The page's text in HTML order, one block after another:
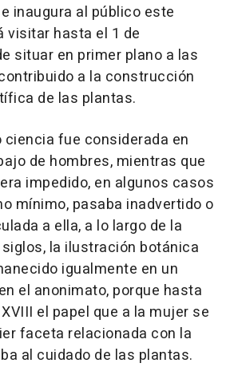
inaugura al público este
visitar hasta el 1 de
situar en primer plano a las
a la construcción
de las plantas.
fue considerada en
de hombres, mientras que
impedido, en algunos casos
mínimo, pasaba inadvertido o
a ella, a lo largo de la
la ilustración botánica
igualmente en un
el anonimato, porque hasta
el papel que a la mujer se
faceta relacionada con la
al cuidado de las plantas.